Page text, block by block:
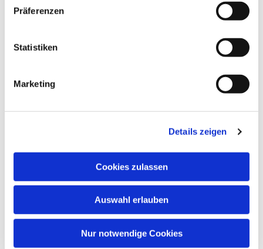
Präferenzen
Statistiken
Marketing
Details zeigen
Cookies zulassen
Auswahl erlauben
Nur notwendige Cookies